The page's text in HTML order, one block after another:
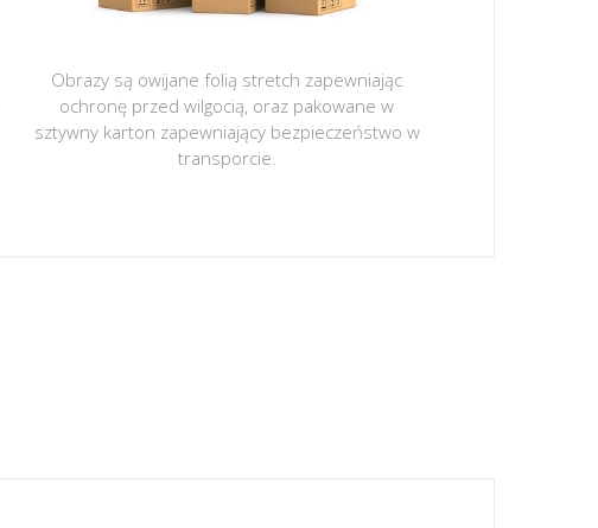
Obrazy są owijane folią stretch zapewniając
ochronę przed wilgocią, oraz pakowane w
sztywny karton zapewniający bezpieczeństwo w
transporcie.